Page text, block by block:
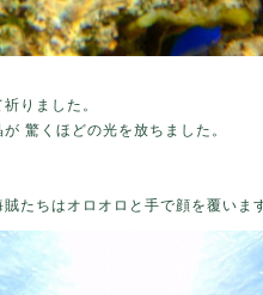
りました。
驚くほどの光を放ちました。
たちはオロオロと手で顔を覆います